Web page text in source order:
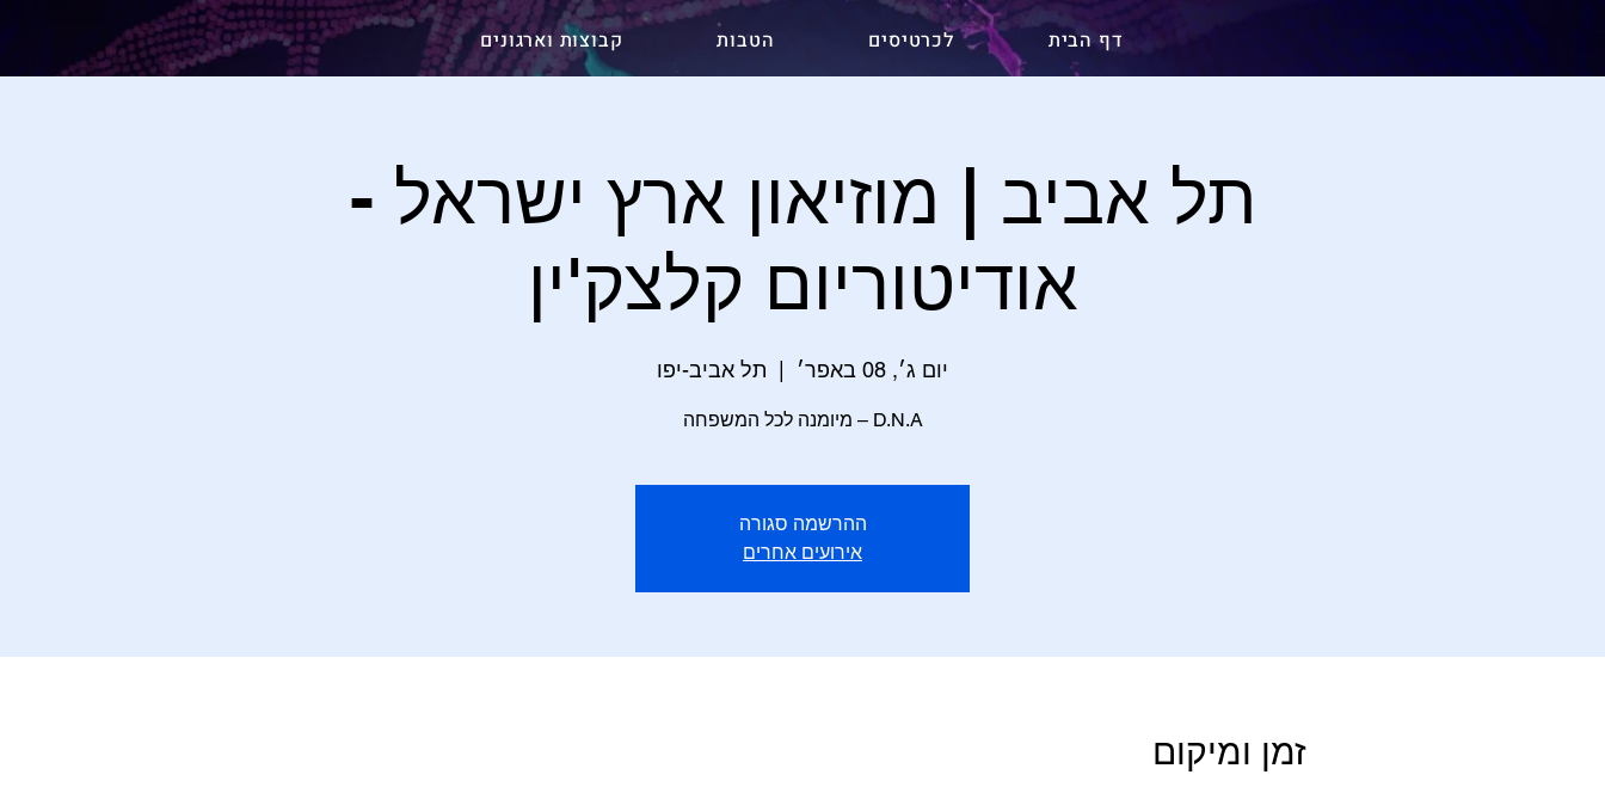
דף הבית לכרטיסים הטבות קבוצות וארגונים
תל אביב | מוזיאון ארץ ישראל -
אודיטוריום קלצק'ין
יום ג׳, 08 באפר׳ תל אביב-יפו
D.N.A – מיומנה לכל המשפחה
ההרשמה סגורה
אירועים אחרים
זמן ומיקום